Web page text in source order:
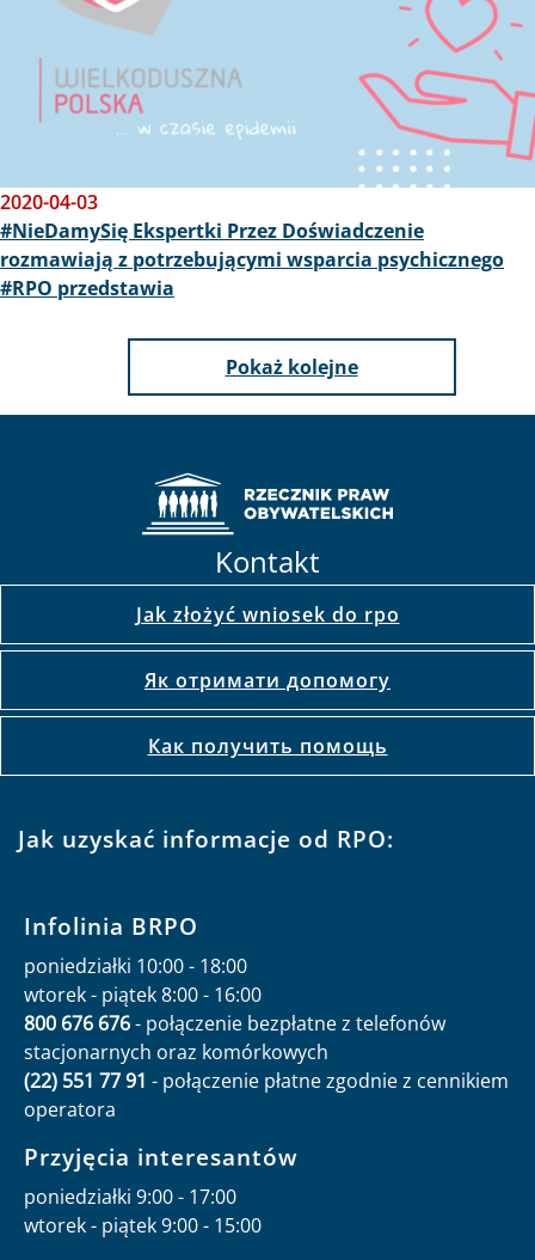
2020-04-03
#NieDamySię Ekspertki Przez Doświadczenie
rozmawiają z potrzebującymi wsparcia psychicznego
#RPO przedstawia
Pokaż kolejne
Kontakt
Jak złożyć wniosek do rpo
Як отримати допомогу
Как получить помощь
Jak uzyskać informacje od RPO:
Infolinia BRPO
poniedziałki 10:00 - 18:00
wtorek - piątek 8:00 - 16:00
800 676 676- połączenie bezpłatne z telefonów
stacjonarnych oraz komórkowych
(22) 551 77 91 - połączenie płatne zgodnie z cennikiem
operatora
Przyjęcia interesantów
poniedziałki 9:00 - 17:00
wtorek - piątek 9:00 - 15:00